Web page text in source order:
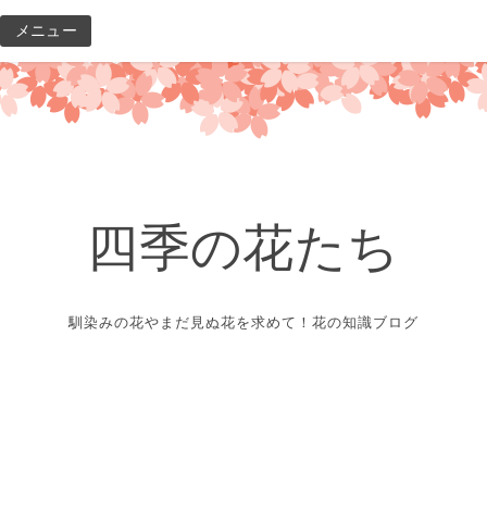
コ
ン
テ
ン
メニュー
四季の花たち
馴染みの花やまだ見ぬ花を求めて！花の知識ブログ